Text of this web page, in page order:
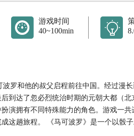
游戏时间
40~100min
波罗和他的叔父启程前往中国。经过漫
到达了忽必烈统治时期的元朝大都（
演拥有不同特殊能力的角色。游戏一
这趟旅程。 《马可波罗》是一个以骰